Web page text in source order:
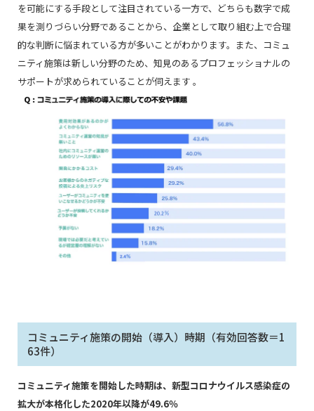
を可能にする手段として注目されている一方で、どちらも数字で成
果を測りづらい分野であることから、企業として取り組む上で合理
的な判断に悩まれている方が多いことがわかります。また、コミュ
ニティ施策は新しい分野のため、知見のあるプロフェッショナルの
サポートが求められていることが伺えます 。
コミュニティ施策の開始（導入）時期（有効回答数＝1
63件）
コミュニティ施策を開始した時期は、新型コロナウイルス感染症の
拡大が本格化した2020年以降が49.6％